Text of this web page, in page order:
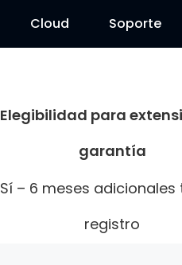
Cloud Soporte
Centro de
Contáctenos
Elegibilidad para
garantía
Sí – 6 meses adicionales
registro